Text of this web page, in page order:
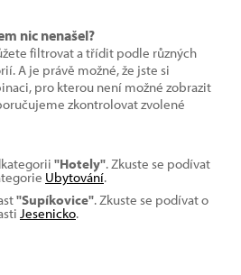
nic nenašel?
filtrovat a třídit podle různých
A je právě možné, že jste si
pro kterou není možné zobrazit
zkontrolovat zvolené
"Hotely". Zkuste se podívat
Ubytování.
"Supíkovice". Zkuste se podívat o
Jesenicko.